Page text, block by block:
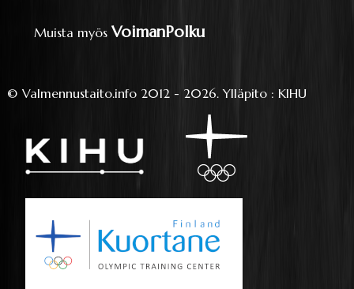
Muista myös VoimanPolku
© Valmennustaito.info2012 - 2026.Ylläpito: KIHU